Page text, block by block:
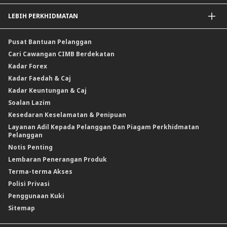
Kadar Keuntungan
Penyelesaian Perlindungan Nilai Komoditi
Insurans Am / Takaful
LEBIH PERKHIDMATAN
Pusat Bantuan Pelanggan
Cari Cawangan CIMB Berdekatan
Kadar Forex
Kadar Faedah & Caj
Kadar Keuntungan & Caj
Soalan Lazim
Kesedaran Keselamatan & Penipuan
Layanan Adil Kepada Pelanggan Dan Piagam Perkhidmatan
Pelanggan
Notis Penting
Lembaran Penerangan Produk
Terma-terma Akses
Polisi Privasi
Penggunaan Kuki
Sitemap